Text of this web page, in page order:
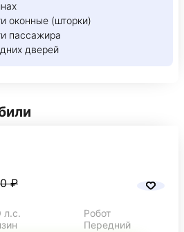
оконные (шторки)
пассажира
дверей
₽
л.с.
Робот
Передний